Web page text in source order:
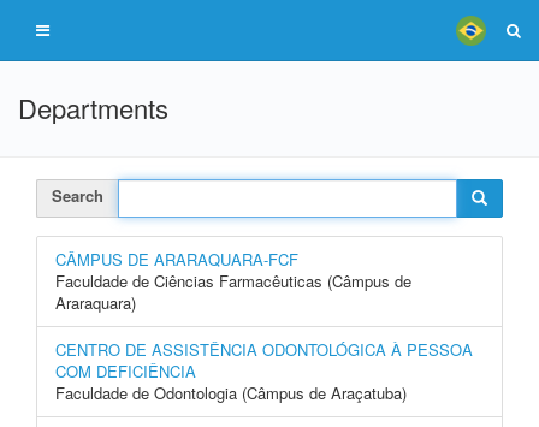
Departments
Search
CÂMPUS DE ARARAQUARA-FCF
Faculdade de Ciências Farmacêuticas (Câmpus de
Araraquara)
CENTRO DE ASSISTÊNCIA ODONTOLÓGICA À PESSOA
COM DEFICIÊNCIA
Faculdade de Odontologia (Câmpus de Araçatuba)